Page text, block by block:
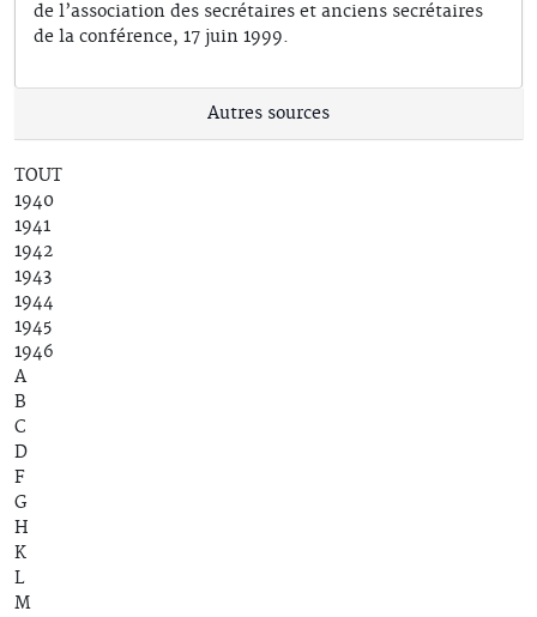
de l’association des secrétaires et anciens secrétaires
de la conférence, 17 juin 1999.
Autres sources
TOUT
1940
1941
1942
1943
1944
1945
1946
A
B
C
D
F
G
H
K
L
M